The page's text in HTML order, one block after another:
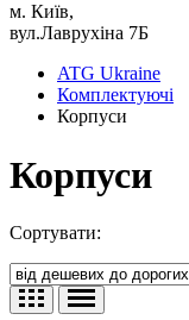
м. Київ,
вул.Лаврухіна 7Б
ATG Ukraine
Комплектуючі
Корпуси
Корпуси
Сортувати: